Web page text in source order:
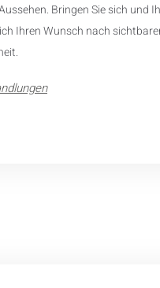
Bringen Sie sich und
Ihren Wunsch nach